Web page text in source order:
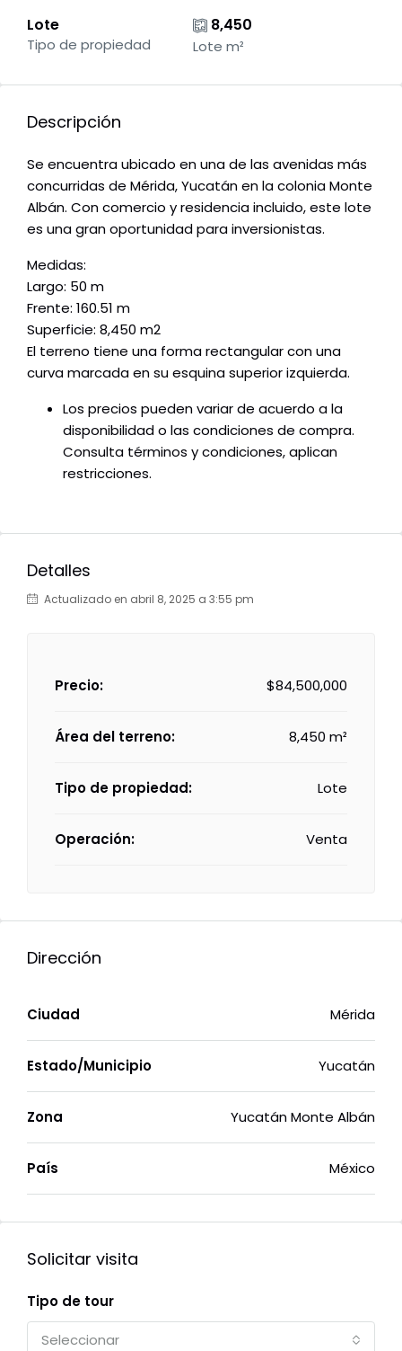
Lote
Tipo de propiedad
8,450
Lote m²
Descripción
Se encuentra ubicado en una de las avenidas más
concurridas de Mérida, Yucatán en la colonia Monte
Albán. Con comercio y residencia incluido, este lote
es una gran oportunidad para inversionistas.
Medidas:
Largo: 50 m
Frente: 160.51 m
Superficie: 8,450 m2
El terreno tiene una forma rectangular con una
curva marcada en su esquina superior izquierda.
Los precios pueden variar de acuerdo a la
disponibilidad o las condiciones de compra.
Consulta términos y condiciones, aplican
restricciones.
Detalles
Actualizado en abril 8, 2025 a 3:55 pm
Precio: $84,500,000
Área del terreno: 8,450 m²
Tipo de propiedad: Lote
Operación: Venta
Dirección
Ciudad Mérida
Estado/Municipio Yucatán
Zona Yucatán Monte Albán
País México
Solicitar visita
Tipo de tour
Seleccionar